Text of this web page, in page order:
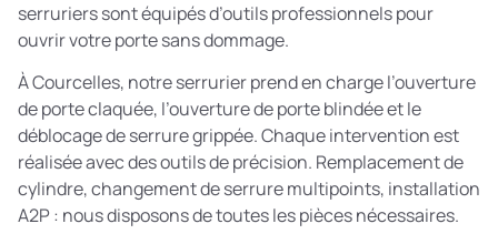
serruriers sont équipés d’outils professionnels pour
ouvrir votre porte sans dommage.
À Courcelles, notre serrurier prend en charge l’ouverture
de porte claquée, l’ouverture de porte blindée et le
déblocage de serrure grippée. Chaque intervention est
réalisée avec des outils de précision. Remplacement de
cylindre, changement de serrure multipoints, installation
A2P : nous disposons de toutes les pièces nécessaires.